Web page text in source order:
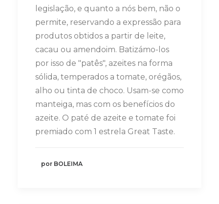
legislação, e quanto a nós bem, não o
permite, reservando a expressão para
produtos obtidos a partir de leite,
cacau ou amendoim. Batizámo-los
por isso de "patês", azeites na forma
sólida, temperados a tomate, orégãos,
alho ou tinta de choco. Usam-se como
manteiga, mas com os benefícios do
azeite. O paté de azeite e tomate foi
premiado com 1 estrela Great Taste.
por BOLEIMA